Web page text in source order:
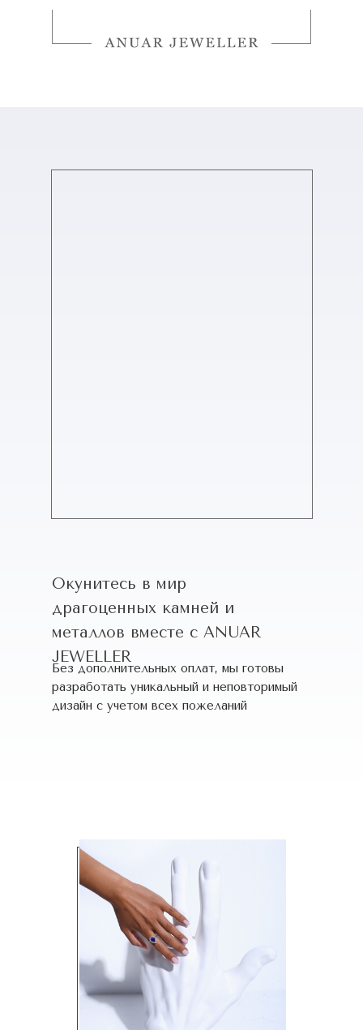
Окунитесь в мир
драгоценных камней и
металлов вместе с ANUAR
JEWELLER
Без дополнительных оплат, мы готовы
разработать уникальный и неповторимый
дизайн c учетом всех пожеланий